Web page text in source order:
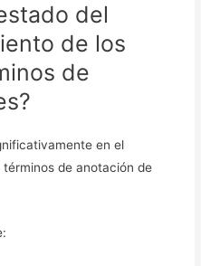
del
de los
de
en el
de anotación de